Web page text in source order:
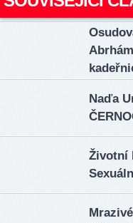
Naďa
Životní